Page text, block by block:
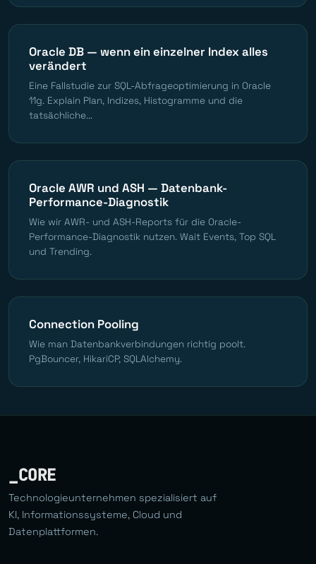
Oracle DB — wenn ein einzelner Index alles
verändert
Eine Fallstudie zur SQL-Abfrageoptimierung in Oracle
11g. Explain Plan, Indizes, Histogramme und die
tatsächliche...
Oracle AWR und ASH — Datenbank-
Performance-Diagnostik
Wie wir AWR- und ASH-Reports für die Oracle-
Performance-Diagnostik nutzen. Wait Events, Top SQL
und Trending.
Connection Pooling
Wie man Datenbankverbindungen richtig poolt.
PgBouncer, HikariCP, SQLAlchemy.
_CORE
Technologieunternehmen spezialisiert auf
KI, Informationssysteme, Cloud und
Datenplattformen.